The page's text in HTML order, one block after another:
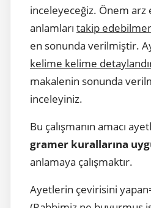
inceleyeceğiz. Önem
anlamları takip
en sonunda verilmiştir.
kelime kelime
makalenin sonunda
inceleyiniz.
Bu çalışmanın amacı
gramer kurallarına
anlamaya çalışmaktır.
Ayetlerin çevirisini